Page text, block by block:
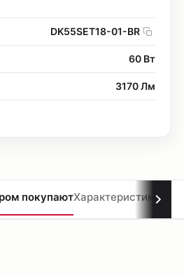
DK55SET18-01-BR
60 Вт
3170 Лм
покупаютХарактеристики